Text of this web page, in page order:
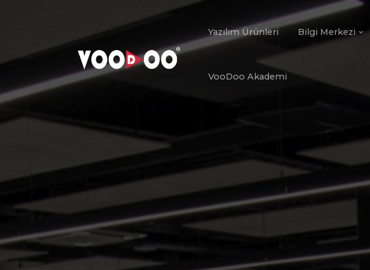
Yazılım Ürünleri Bilgi Merkezi
VooDoo Akademi